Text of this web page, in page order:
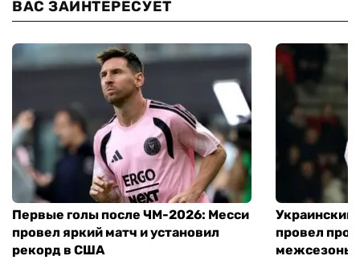
ВАС ЗАИНТЕРЕСУЕТ
Первые голы после ЧМ-2026: Месси
провел яркий матч и установил
рекорд в США
Украинский
провел
межсезонье